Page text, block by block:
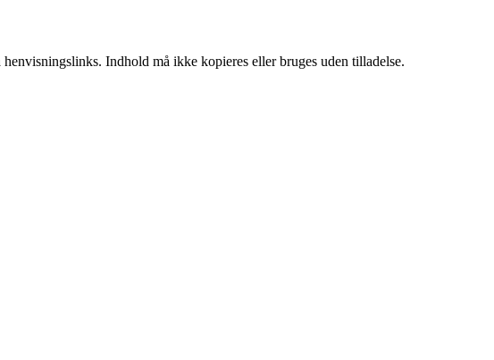
Indhold må ikke kopieres eller bruges uden tilladelse.